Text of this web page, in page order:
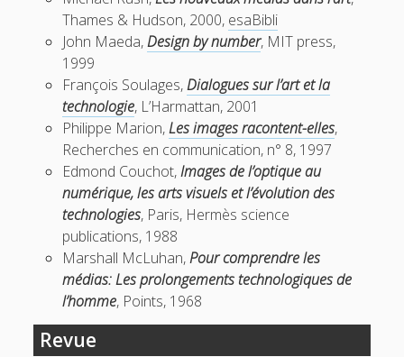
Thames & Hudson, 2000, esaBibli
John Maeda,Design by number, MIT press,
1999
François Soulages,Dialogues sur l’art et la
technologie, L’Harmattan, 2001
Philippe Marion,Les images racontent-elles,
Recherches en communication, n° 8, 1997
Edmond Couchot,Images de l’optique au
numérique, les arts visuels et l’évolution des
technologies, Paris, Hermès science
publications, 1988
Marshall McLuhan,Pour comprendre les
médias: Les prolongements technologiques de
l’homme, Points, 1968
Revue